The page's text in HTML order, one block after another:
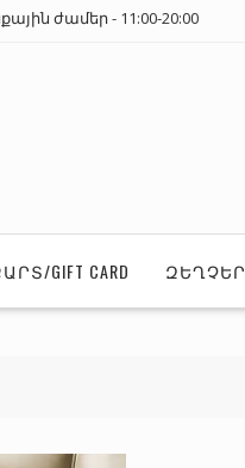
ժամեր - 11:00-20:00
GIFT CARD ԶԵՂՉԵՐ